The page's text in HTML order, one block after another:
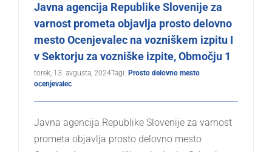
Javna agencija Republike Slovenije za
varnost prometa objavlja prosto delovno
mesto Ocenjevalec na vozniškem izpitu I
v Sektorju za vozniške izpite, Območju 1
torek, 13. avgusta, 2024Tagi: Prosto delovno mesto
ocenjevalec
Javna agencija Republike Slovenije za varnost
prometa objavlja prosto delovno mesto